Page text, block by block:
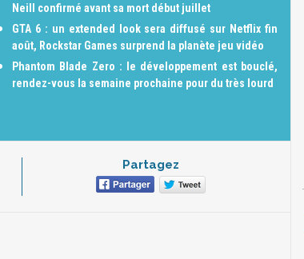
Neill confirmé avant sa mort début juillet
GTA 6 : un extended look sera diffusé sur Netflix fin
août, Rockstar Games surprend la planète jeu vidéo
Phantom Blade Zero : le développement est bouclé,
rendez-vous la semaine prochaine pour du très lourd
Partagez